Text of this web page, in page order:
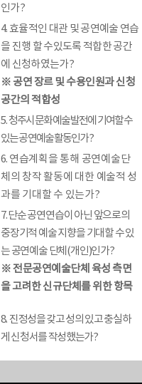
인가?
4.효율적인 대관 및 공연예술 연습
을 진행 할 수있도록 적합한 공간
에 신청하였는가?
※ 공연 장르 및 수용인원과 신청
공간의 적합성
5.청주시 문화예술 발전에 기여할 수
있는 공연예술 활동인가?
6. 연습계획을 통해 공연예술단
체의 창작 활동에 대한 예술적 성
과를 기대할 수 있는가?
7.단순 공연연습이 아닌 앞으로의
중장기적 예술 지향을 기대할 수 있
는 공연예술 단체 (개인)인가?
※전문공연예술단체 육성 측면
을 고려한 신규단체를 위한 항목
8. 진정성을 갖고 성의 있고 충실하
게 신청서를 작성했는가?